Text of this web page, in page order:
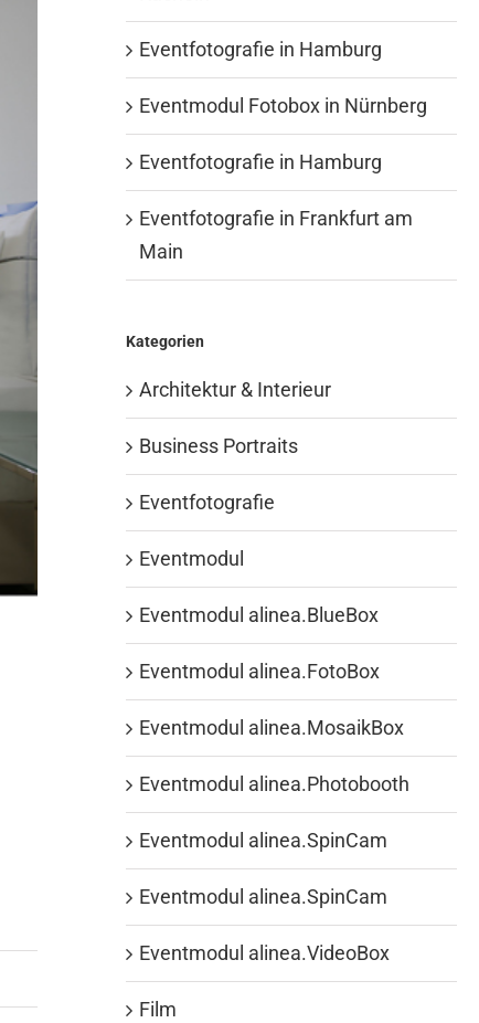
Eventfotografie in Hamburg
Eventmodul Fotobox in Nürnberg
Eventfotografie in Hamburg
Eventfotografie in Frankfurt am
Main
Kategorien
Architektur & Interieur
Business Portraits
Eventfotografie
Eventmodul
Eventmodul alinea.BlueBox
Eventmodul alinea.FotoBox
Eventmodul alinea.MosaikBox
Eventmodul alinea.Photobooth
Eventmodul alinea.SpinCam
Eventmodul alinea.SpinCam
Eventmodul alinea.VideoBox
Film